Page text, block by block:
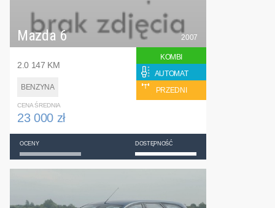
Mazda 6
2.0 147 KM
BENZYNA
2007
KOMBI
AUTOMAT
PRZEDNI
CENA ŚREDNIA
23 000 zł
OCENY DOSTĘPNOŚĆ